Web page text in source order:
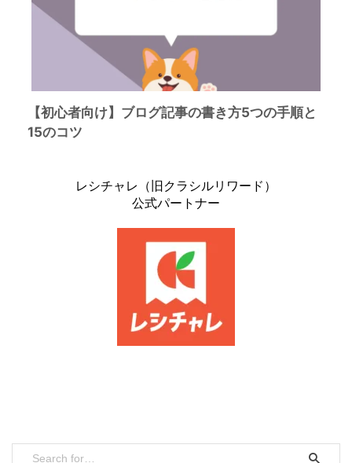
【初心者向け】ブログ記事の書き方5つの手順と
15のコツ
レシチャレ（旧クラシルリワード）
公式パートナー